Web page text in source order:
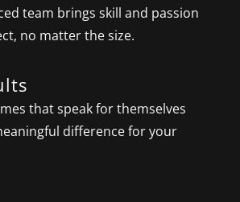
team brings skill and passion
no matter the size.
that speak for themselves
difference for your